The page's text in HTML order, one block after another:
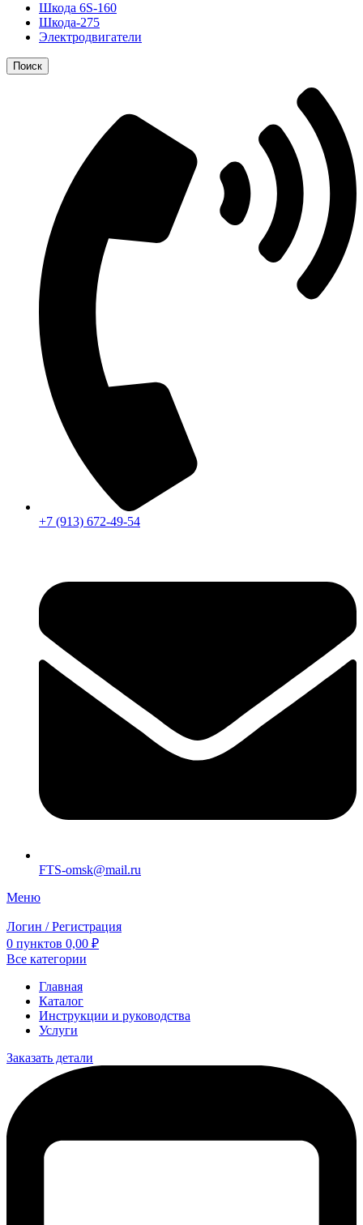
Шкода 6S-160
Шкода-275
Электродвигатели
Поиск
+7 (913) 672-49-54
FTS-omsk@mail.ru
Меню
Логин / Регистрация
0 пунктов 0,00 ₽
Все категории
Главная
Каталог
Инструкции и руководства
Услуги
Заказать детали